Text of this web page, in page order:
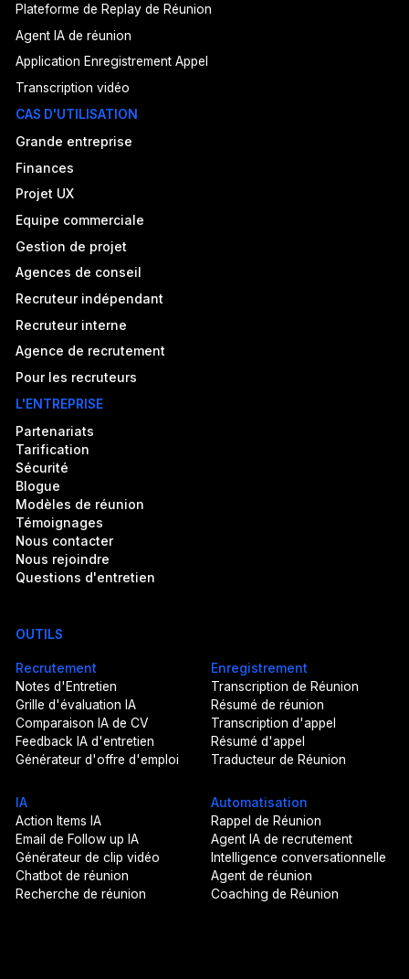
Plateforme de Replay de Réunion
Agent IA de réunion
Application Enregistrement Appel
Transcription vidéo
CAS D'UTILISATION
Grande entreprise
Finances
Projet UX
Equipe commerciale
Gestion de projet
Agences de conseil
Recruteur indépendant
Recruteur interne
Agence de recrutement
Pour les recruteurs
L'ENTREPRISE
Partenariats
Tarification
Sécurité
Blogue
Modèles de réunion
Témoignages
Nous contacter
Nous rejoindre
Questions d'entretien
OUTILS
Recrutement
Notes d'Entretien
Grille d'évaluation IA
Comparaison IA de CV
Feedback IA d'entretien
Générateur d'offre d'emploi
Enregistrement
Transcription de Réunion
Résumé de réunion
Transcription d'appel
Résumé d'appel
Traducteur de Réunion
IA
Action Items IA
Email de Follow up IA
Générateur de clip vidéo
Chatbot de réunion
Recherche de réunion
Automatisation
Rappel de Réunion
Agent IA de recrutement
Intelligence conversationnelle
Agent de réunion
Coaching de Réunion